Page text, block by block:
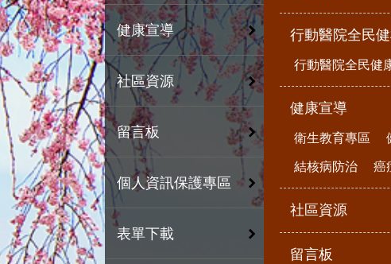
健康宣導
社區資源
留言板
個人資訊保護專區
表單下載
行動醫院全民
行動醫院全民健
健康宣導
衛生教育專區
結核病防治 癌
社區資源
留言板